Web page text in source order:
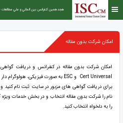
هجدهمین كنفرانس بين المللي و ملي
امکان شرکت بدون مقاله
Cert Universal و ESC به صورت فیزیکی، هولوگرام دار و قابل استعلام فراهم شد.
برای دریافت گواهی های مزبور در سایت ثبت نام
را به دلخواه انتخاب کنید.